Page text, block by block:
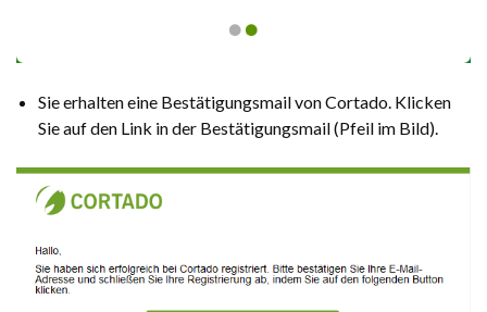
Sie erhalten eine Bestätigungsmail von Cortado. Klicken
Sie auf den Link in der Bestätigungsmail (Pfeil im Bild).